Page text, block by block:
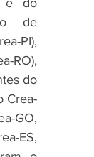
e do
de
PI),
RO),
do
Crea-
GO,
ES,